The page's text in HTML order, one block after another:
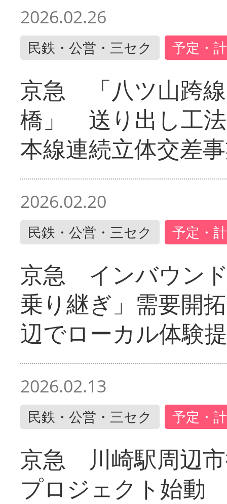
2026.02.26
民鉄・公営・三セク 予定・
京急 「八ツ山跨
橋」 送り出し工
本線連続立体交差
2026.02.20
民鉄・公営・三セク 予定・
京急 インバウン
乗り継ぎ」需要開
辺でローカル体験
2026.02.13
民鉄・公営・三セク 予定・
京急 川崎駅周辺
プロジェクト始動